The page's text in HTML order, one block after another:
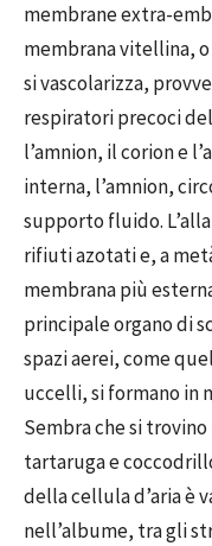
membrane extra-
membrana vitellina,
si vascolarizza,
respiratori precoci
l’amnion, il corion e
interna, l’amnion,
supporto fluido.
rifiuti azotati e, a
membrana più
principale organo di
spazi aerei, come
uccelli, si formano in
Sembra che si
tartaruga e
della cellula d’aria è
nell’albume, tra gli